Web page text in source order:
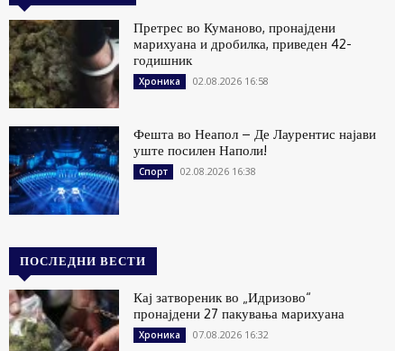
Претрес во Куманово, пронајдени
марихуана и дробилка, приведен 42-
годишник
Хроника 02.08.2026 16:58
Фешта во Неапол – Де Лаурентис најави
уште посилен Наполи!
Спорт 02.08.2026 16:38
ПОСЛЕДНИ ВЕСТИ
Кај затвореник во „Идризово“
пронајдени 27 пакувања марихуана
Хроника 07.08.2026 16:32